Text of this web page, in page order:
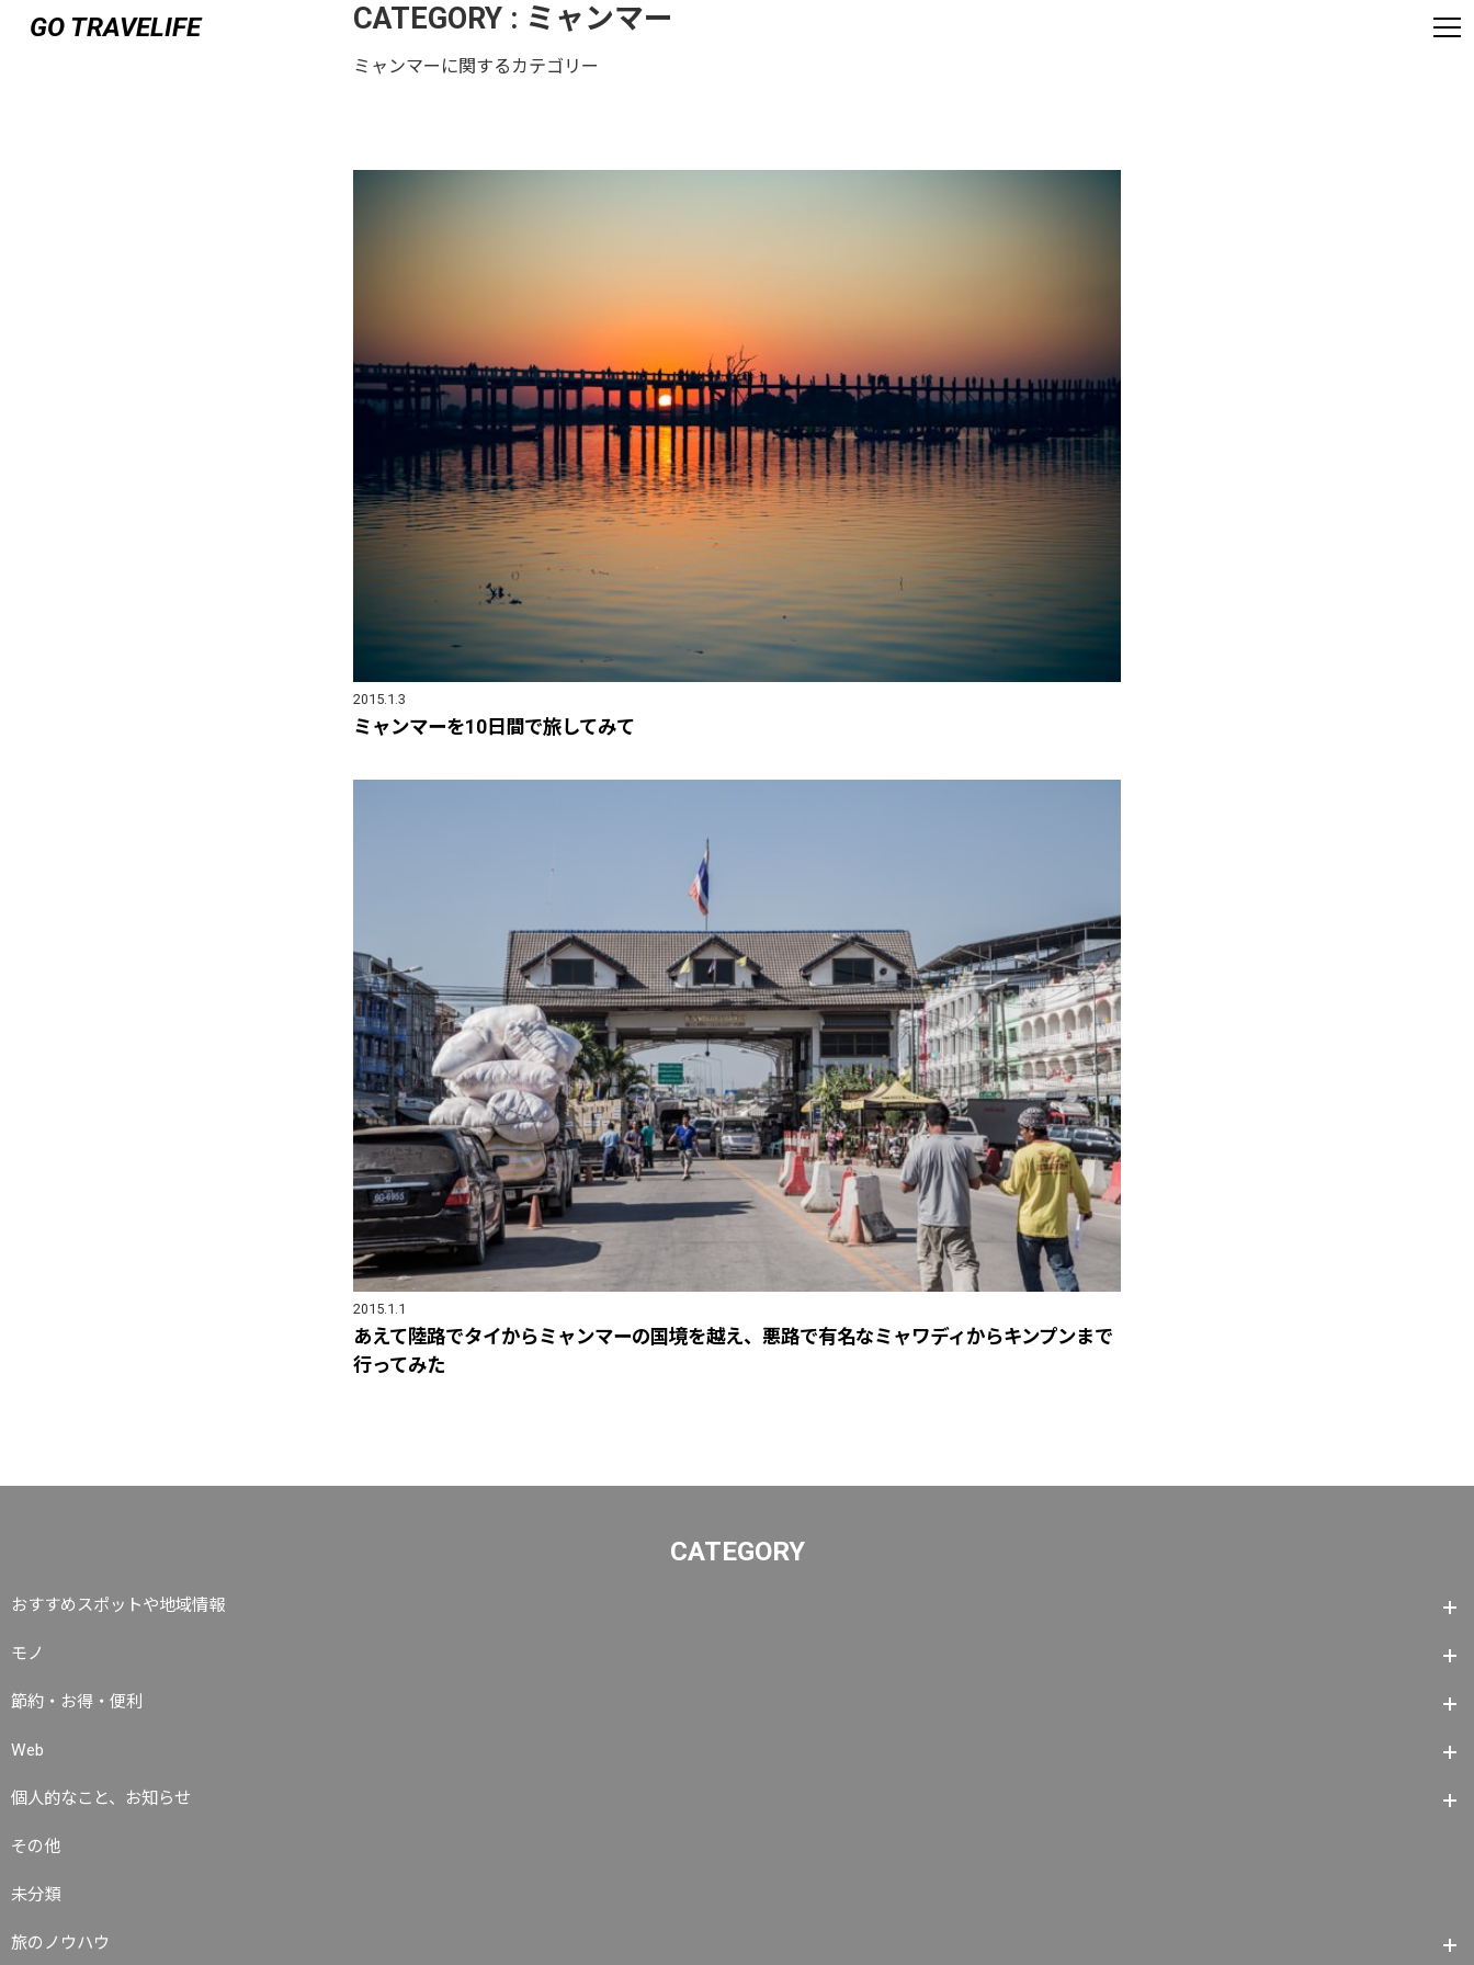
GO TRAVELIFE CATEGORY : ミャンマー
ミャンマーに関するカテゴリー
2015.1.3
ミャンマーを10日間で旅してみて
2015.1.1
あえて陸路でタイからミャンマーの国境を越え、悪路で有名なミャワディからキンプンまで
行ってみた
CATEGORY
おすすめスポットや地域情報
モノ
節約・お得・便利
Web
個人的なこと、お知らせ
その他
未分類
旅のノウハウ